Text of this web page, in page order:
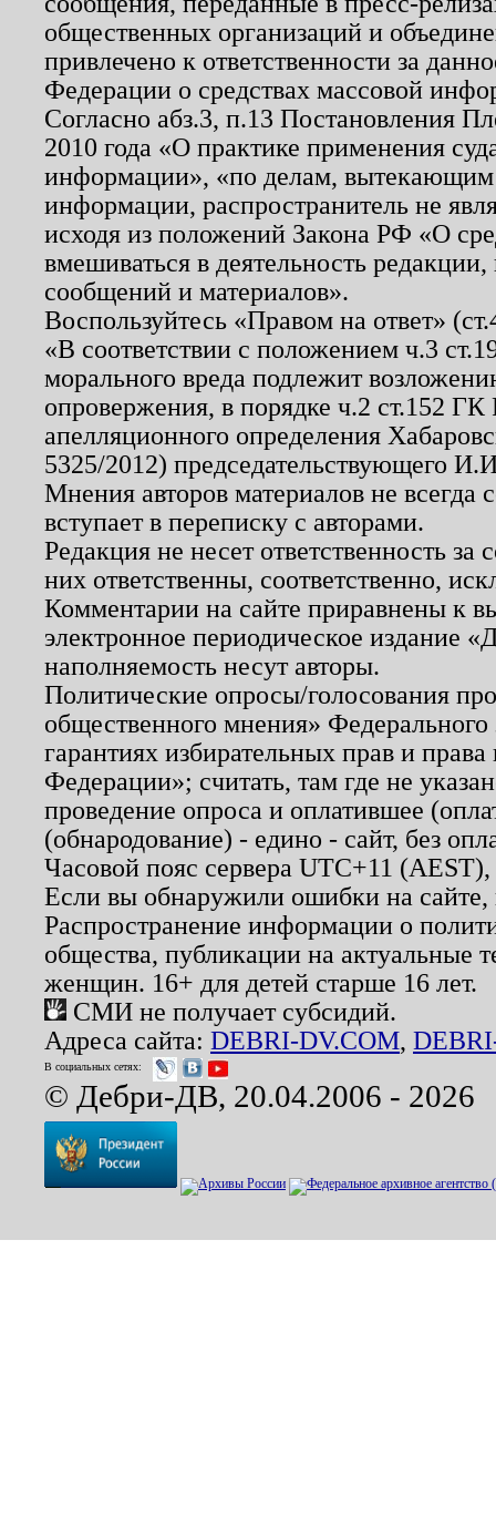
общественных организаций и
привлечено к ответственности за
Федерации о средствах массовой
Согласно абз.3, п.13 Постановления
2010 года «О практике применения
информации», «по делам, вытекающим
информации, распространитель не
исходя из положений Закона РФ «О
вмешиваться в деятельность
сообщений и материалов».
Воспользуйтесь «Правом на ответ»
«В соответствии с положением ч.3
морального вреда подлежит
опровержения, в порядке ч.2 ст.152
апелляционного определения
5325/2012) председательствующего
Мнения авторов материалов не
вступает в переписку с авторами.
Редакция не несет ответственность
них ответственны, соответственно,
Комментарии на сайте приравнены к
электронное периодическое издание
наполняемость несут авторы.
Политические опросы/голосования
общественного мнения»
гарантиях избирательных прав и
Федерации»; считать, там где не
проведение опроса и оплатившее
(обнародование) - едино - сайт, без
Часовой пояс сервера UTC+11
Если вы обнаружили ошибки на
Распространение информации о
общества, публикации на актуальные
женщин. 16+ для детей старше 16 лет.
СМИ не получает субсидий.
Адреса сайта: DEBRI-DV.COM,
В социальных сетях:
© Дебри-ДВ, 20.04.2006 - 2026